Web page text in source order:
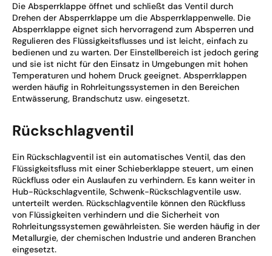
Die Absperrklappe öffnet und schließt das Ventil durch
Drehen der Absperrklappe um die Absperrklappenwelle. Die
Absperrklappe eignet sich hervorragend zum Absperren und
Regulieren des Flüssigkeitsflusses und ist leicht, einfach zu
bedienen und zu warten. Der Einstellbereich ist jedoch gering
und sie ist nicht für den Einsatz in Umgebungen mit hohen
Temperaturen und hohem Druck geeignet. Absperrklappen
werden häufig in Rohrleitungssystemen in den Bereichen
Entwässerung, Brandschutz usw. eingesetzt.
Rückschlagventil
Ein Rückschlagventil ist ein automatisches Ventil, das den
Flüssigkeitsfluss mit einer Schieberklappe steuert, um einen
Rückfluss oder ein Auslaufen zu verhindern. Es kann weiter in
Hub-Rückschlagventile, Schwenk-Rückschlagventile usw.
unterteilt werden. Rückschlagventile können den Rückfluss
von Flüssigkeiten verhindern und die Sicherheit von
Rohrleitungssystemen gewährleisten. Sie werden häufig in der
Metallurgie, der chemischen Industrie und anderen Branchen
eingesetzt.